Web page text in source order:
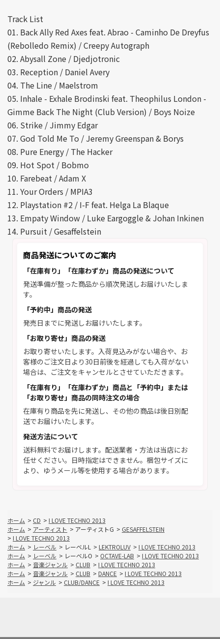
Track List
01. Back Ally Red Axes feat. Abrao - Caminho De Dreyfus
(Rebolledo Remix) / Creepy Autograph
02. Abysall Zone / Djedjotronic
03. Reception / Daniel Avery
04. The Line / Maelstrom
05. Inhale - Exhale Brodinski feat. Theophilus London -
Gimme Back The Night (Club Version) / Boys Noize
06. Strike / Jimmy Edgar
07. God Told Me To / Jeremy Greenspan & Borys
08. Pure Energy / The Hacker
09. Hot Spot / Bobmo
10. Farebeat / Adam X
11. Your Orders / MPIA3
12. Playstation #2 / I-F feat. Helga La Blaque
13. Empaty Window / Luke Eargoggle & Johan Inkinen
14. Pursuit / Gesaffelstein
商品発送についてのご案内
「在庫有り」「在庫わずか」商品の発送について
発送準備が整った商品から順次発送しお届けいたしま
す。
「予約中」商品の発送
発売日までに発送しお届けいたします。
「お取り寄せ」商品の発送
お取り寄せいたします。入荷見込みがない場合や、お
客様のご注文日より30日前後を経過しても入荷がない
場合は、ご注文をキャンセルとさせていただきます。
「在庫有り」「在庫わずか」商品と「予約中」または
「お取り寄せ」商品の同時注文の場合
在庫有り商品を先に発送し、その他の商品は後日別配
送でお届けいたします。
発送方法について
送料無料でお届けします。配送業者・方法は当店にお
任せください。日時指定はできません。梱包サイズに
より、ゆうメール等を使用する場合があります。
ホーム > CD > I LOVE TECHNO 2013
ホーム > アーティスト > アーティストG > GESAFFELSTEIN
> I LOVE TECHNO 2013
ホーム > レーベル > レーベルL > LEKTROLUV > I LOVE TECHNO 2013
ホーム > レーベル > レーベルO > OCTAVE-LAB > I LOVE TECHNO 2013
ホーム > 音楽ジャンル > CLUB > I LOVE TECHNO 2013
ホーム > 音楽ジャンル > CLUB > DANCE > I LOVE TECHNO 2013
ホーム > ジャンル > CLUB/DANCE > I LOVE TECHNO 2013